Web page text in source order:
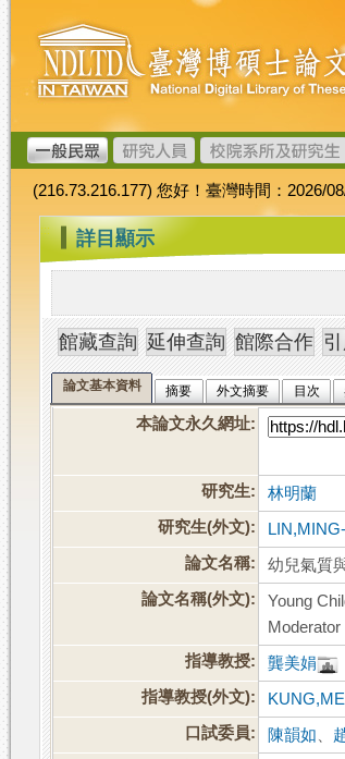
跳
到
主
要
內
容
臺
灣
博
碩
士
論
文
加
值
系
統
(216.73.216.177) 您好！臺灣時間：2026/
::: 詳目顯示
論文基本資料 摘要 外文摘要 目次
本論文永久網址:
研究生:
林明蘭
研究生(外文):
論文名稱:
幼兒氣質
論文名稱(外文):
Young
Moderator
指導教授:
龔美娟
指導教授(外文):
口試委員:
陳韻如